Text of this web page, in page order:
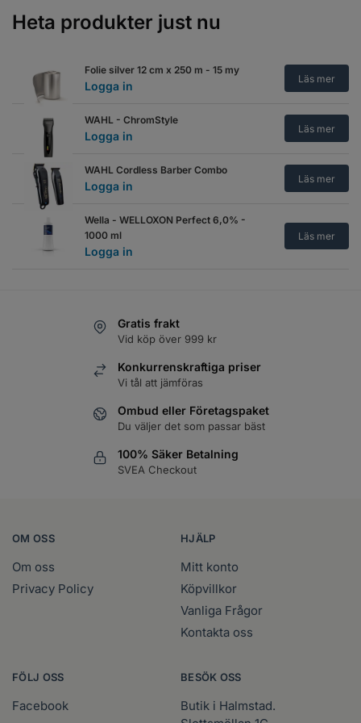
Logga in
Tobacco/Vanilla scented
Logga in
Läs mer
Trimmercide Blade Spray 4 in 1
Tundra scented
Läs mer
Trimmercide oil - 100 ml
Logga in
Läs mer
Trimmercide spray plus - 425 g
WAHL - Blade Ice Kylspray 400 ml
Logga in
Logga in
WAHL - Specialolja för skär 200 ml
Heta produkter just nu
Folie silver 12 cm x 250 m - 15 my
Logga in
Läs mer
WAHL - ChromStyle
Logga in
Läs mer
WAHL Cordless Barber Combo
Logga in
Läs mer
Wella - WELLOXON Perfect 6,0% -
1000 ml
Logga in
Läs mer
Gratis frakt
Vid köp över 999 kr
Konkurrenskraftiga priser
Vi tål att jämföras
Ombud eller Företagspaket
Du väljer det som passar bäst
100% Säker Betalning
SVEA Checkout
OM OSS
Om oss
Privacy Policy
HJÄLP
Mitt konto
Köpvillkor
Vanliga Frågor
Kontakta oss
FÖLJ OSS
Facebook
BESÖK OSS
Butik i Halmstad.